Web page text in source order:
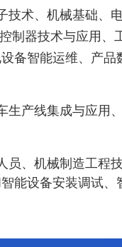
技术、机械基础、
制器技术与应用
备智能运维、产品
生产线集成与应用
员、 机械制造工程
能设备安装调试